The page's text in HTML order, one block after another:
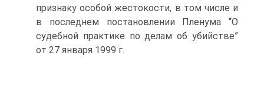
признаку особой жестокости, в том числе и
в последнем постановлении Пленума “О
судебной практике по делам об убийстве”
от 27 января 1999 г.